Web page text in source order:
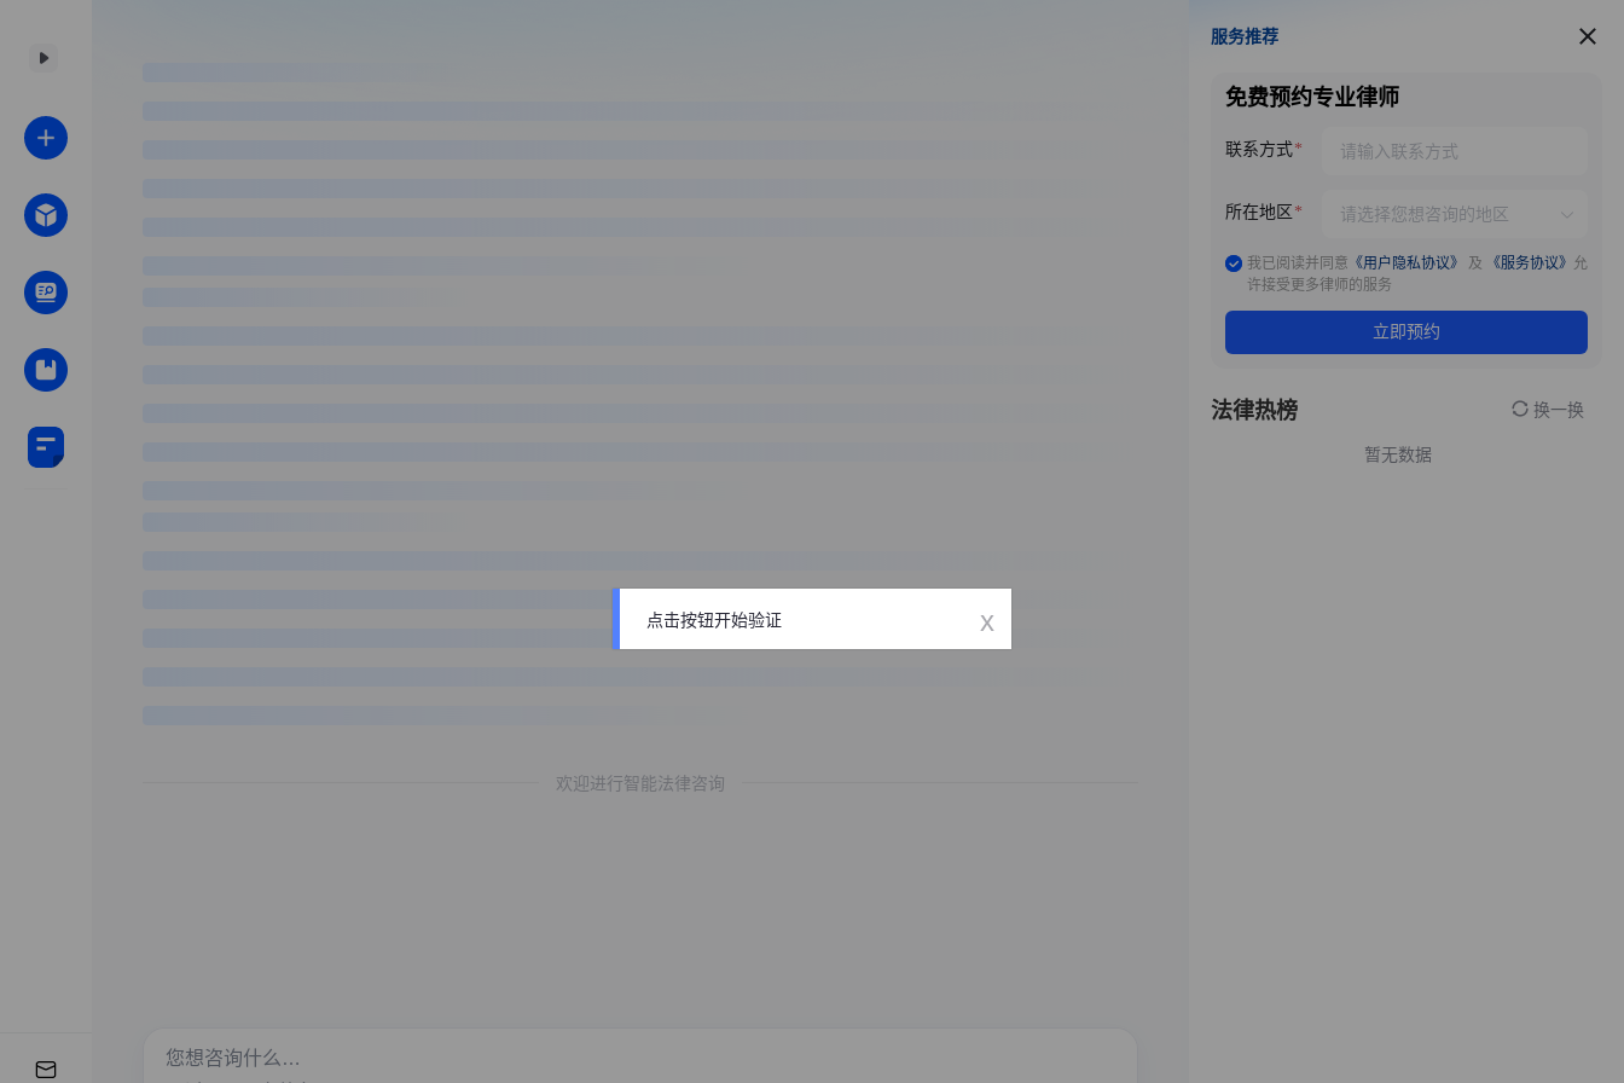
欢迎进行智能法律咨询
服务推荐
服务推荐
免费预约专业律师
联系方式
所在地区
我已阅读并同意 《用户隐私协议》 及 《服务协议》 允
许接受更多律师的服务
立即预约
法律热榜 换一换
暂无数据
点击按钮开始验证 x